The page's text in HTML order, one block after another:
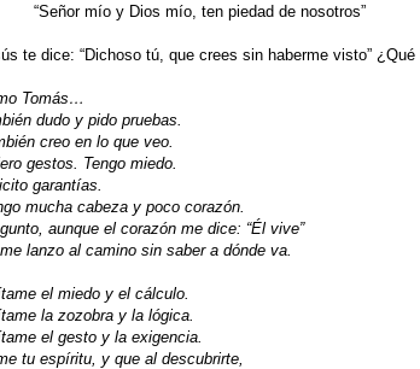
mío y Dios mío, ten piedad de nosotros”
te dice: “Dichoso tú, que crees sin haberme visto”
Tomás…
dudo y pido pruebas.
creo en lo que veo.
gestos. Tengo miedo.
garantías.
mucha cabeza y poco corazón.
aunque el corazón me dice: “Él vive”
lanzo al camino sin saber a dónde va.
el miedo y el cálculo.
la zozobra y la lógica.
el gesto y la exigencia.
tu espíritu, y que al descubrirte,